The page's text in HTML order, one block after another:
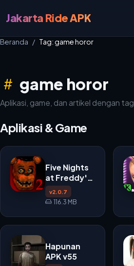
Jakarta Ride APK
Beranda Tag: game horor
game horor
Aplikasi, game, dan artikel dengan tag
Aplikasi & Game
Five Nights
at Freddy's
2 APK
v2.0.7
116.3 MB
Hapunan
APK v55